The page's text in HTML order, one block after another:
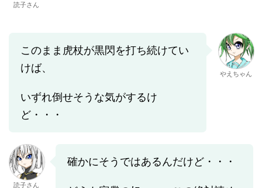
読子さん
このまま虎杖が黒閃を打ち続けてい
けば、
いずれ倒せそうな気がするけ
ど・・・
やえちゃん
読子さん
確かにそうではあるんだけど・・・